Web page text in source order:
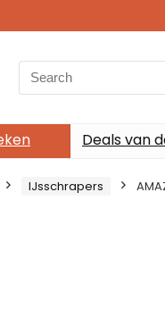
Search
for:
Deals van
IJsschrapers